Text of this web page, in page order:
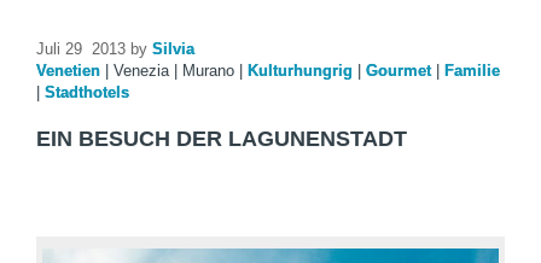
Juli 29 2013 by Silvia
Venetien
Venezia Murano Kulturhungrig Gourmet
Familie
Stadthotels
EIN BESUCH DER LAGUNENSTADT